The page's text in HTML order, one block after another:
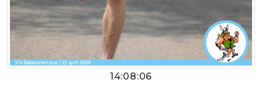
14:08:06